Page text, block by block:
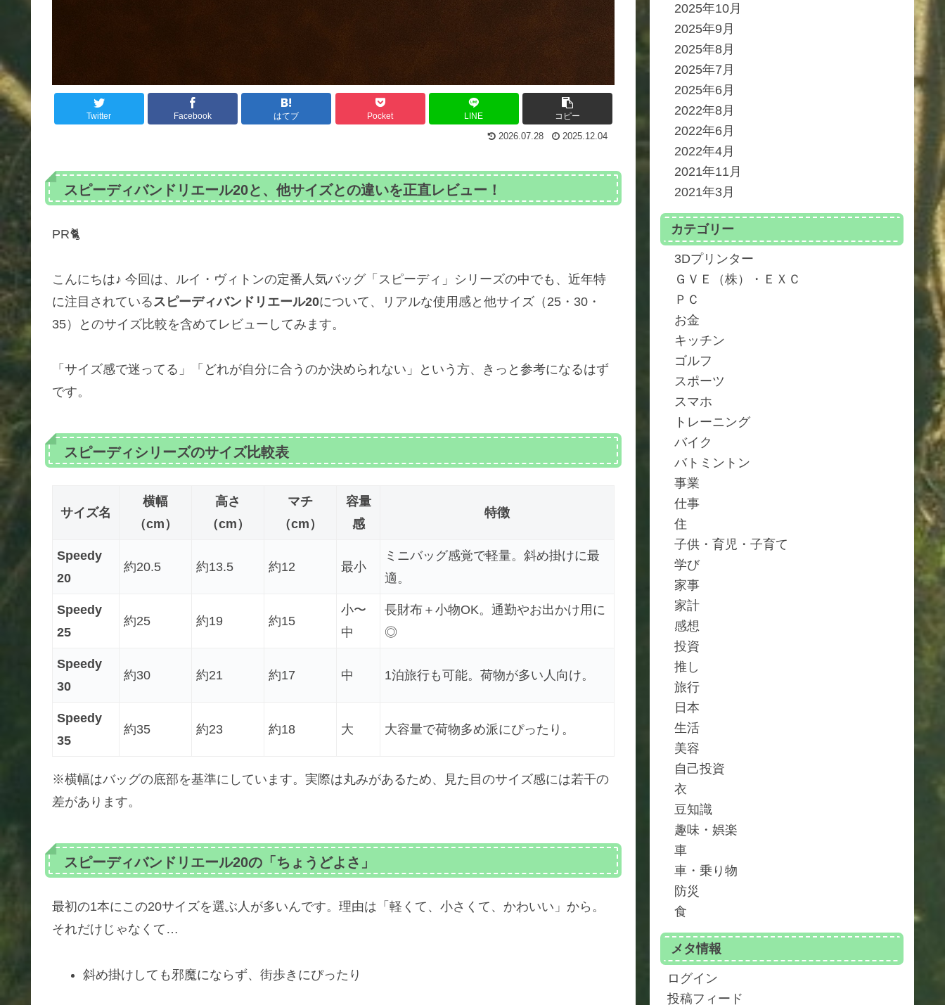
Twitter Facebook はてブ Pocket LINE コピー
2026.07.28 2025.12.04
スピーディバンドリエール20と、他サイズとの違いを正直レビュー！
PR🐈
こんにちは♪ 今回は、ルイ・ヴィトンの定番人気バッグ「スピーディ」シリーズの中でも、近年特
に注目されている スピーディバンドリエール20について、リアルな使用感と他サイズ（25・30・
35）とのサイズ比較を含めてレビューしてみます。
「サイズ感で迷ってる」「どれが自分に合うのか決められない」という方、きっと参考になるはず
です。
スピーディシリーズのサイズ比較表
サイズ名
横幅
（cm）
高さ
（cm）
マチ
（cm）
容量
感
特徴
Speedy
20
約20.5 約13.5 約12 最小
ミニバッグ感覚で軽量。斜め掛けに最
適。
Speedy
25
約25 約19 約15
小〜
中
長財布＋小物OK。通勤やお出かけ用に
◎
Speedy
30
約30 約21 約17 中 1泊旅行も可能。荷物が多い人向け。
Speedy
35
約35 約23 約18 大 大容量で荷物多め派にぴったり。
※横幅はバッグの底部を基準にしています。実際は丸みがあるため、見た目のサイズ感には若干の
差があります。
スピーディバンドリエール20の「ちょうどよさ」
最初の1本にこの20サイズを選ぶ人が多いんです。理由は「軽くて、小さくて、かわいい」から。
それだけじゃなくて…
斜め掛けしても邪魔にならず、街歩きにぴったり
2025年10月
2025年9月
2025年8月
2025年7月
2025年6月
2022年8月
2022年6月
2022年4月
2021年11月
2021年3月
カテゴリー
3Dプリンター
ＧＶＥ（株）・ＥＸＣ
ＰＣ
お金
キッチン
ゴルフ
スポーツ
スマホ
トレーニング
バイク
バトミントン
事業
仕事
住
子供・育児・子育て
学び
家事
家計
感想
投資
推し
旅行
日本
生活
美容
自己投資
衣
豆知識
趣味・娯楽
車
車・乗り物
防災
食
メタ情報
ログイン
投稿フィード